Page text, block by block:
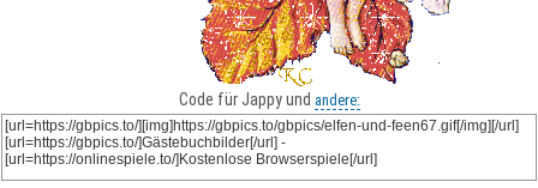
Code für Jappy und andere: